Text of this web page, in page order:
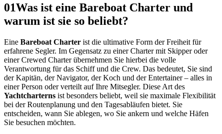
01Was ist eine Bareboat Charter und
warum ist sie so beliebt?
Eine Bareboat Charter ist die ultimative Form der Freiheit für
erfahrene Segler. Im Gegensatz zu einer Charter mit Skipper oder
einer Crewed Charter übernehmen Sie hierbei die volle
Verantwortung für das Schiff und die Crew. Das bedeutet, Sie sind
der Kapitän, der Navigator, der Koch und der Entertainer – alles in
einer Person oder verteilt auf Ihre Mitsegler. Diese Art des
Yachtcharterns ist besonders beliebt, weil sie maximale Flexibilität
bei der Routenplanung und den Tagesabläufen bietet. Sie
entscheiden, wann Sie ablegen, wo Sie ankern und welche Häfen
Sie besuchen möchten.